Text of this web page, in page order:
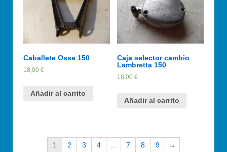
Caballete Ossa 150
18,00 €
Añadir al carrito
Caja selector cambio
Lambretta 150
18,00€
Añadir al carrito
1 2 3 4 7 8 9 →